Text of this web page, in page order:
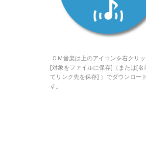
ＣＭ音楽は上のアイコンを右クリ
[対象をファイルに保存]（または[名
てリンク先を保存] ）でダウンロー
す。